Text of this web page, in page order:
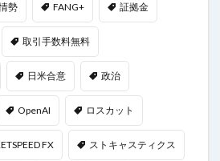
勢 FANG+ 証拠金
取引手数料無料
日米合意 政治
OpenAI ロスカット
FX ストキャスティクス